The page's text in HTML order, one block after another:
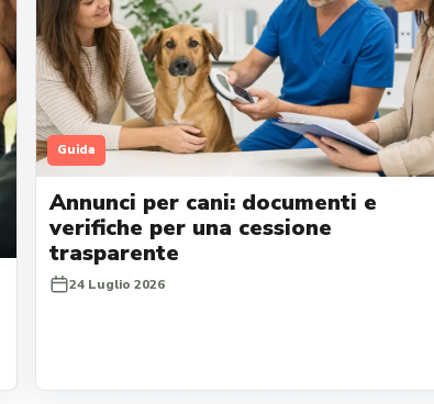
Guida
Annunci per cani: documenti e
verifiche per una cessione
trasparente
24 Luglio 2026